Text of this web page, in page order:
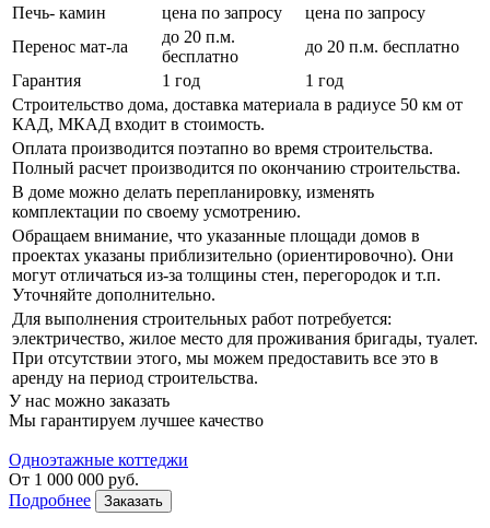
Печь- камин
цена по запросу
цена по запросу
Перенос мат-ла
до 20 п.м.
бесплатно
до 20 п.м. бесплатно
Гарантия
1 год
1 год
Строительство дома, доставка материала в радиусе 50 км от
КАД, МКАД входит в стоимость.
Оплата производится поэтапно во время строительства.
Полный расчет производится по окончанию строительства.
В доме можно делать перепланировку, изменять
комплектации по своему усмотрению.
Обращаем внимание, что указанные площади домов в
проектах указаны приблизительно (ориентировочно). Они
могут отличаться из-за толщины стен, перегородок и т.п.
Уточняйте дополнительно.
Для выполнения строительных работ потребуется:
электричество, жилое место для проживания бригады, туалет.
При отсутствии этого, мы можем предоставить все это в
аренду на период строительства.
У нас можно заказать
Мы гарантируем лучшее качество
Одноэтажные коттеджи
От 1 000 000 руб.
Подробнее
Заказать